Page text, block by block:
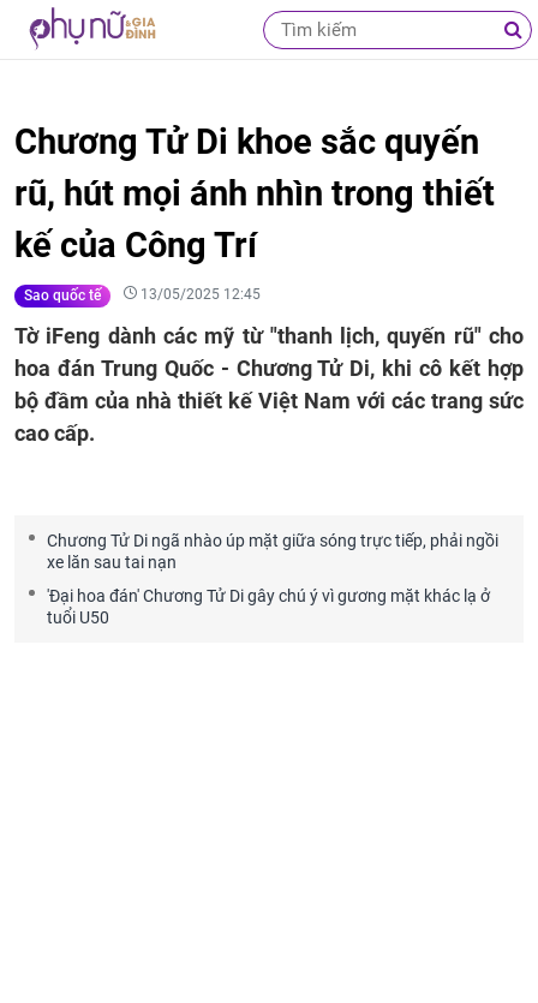
Chương Tử Di khoe sắc quyến
rũ, hút mọi ánh nhìn trong thiết
kế của Công Trí
Sao quốc tế 13/05/2025 12:45
Tờ iFeng dành các mỹ từ "thanh lịch, quyến rũ" cho
hoa đán Trung Quốc - Chương Tử Di, khi cô kết hợp
bộ đầm của nhà thiết kế Việt Nam với các trang sức
cao cấp.
Chương Tử Di ngã nhào úp mặt giữa sóng trực tiếp, phải ngồi
xe lăn sau tai nạn
'Đại hoa đán' Chương Tử Di gây chú ý vì gương mặt khác lạ ở
tuổi U50